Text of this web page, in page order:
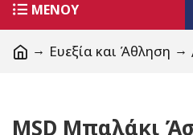
ΜΕΝΟΥ
Ευεξία και Άθληση
MSD Μπαλάκι